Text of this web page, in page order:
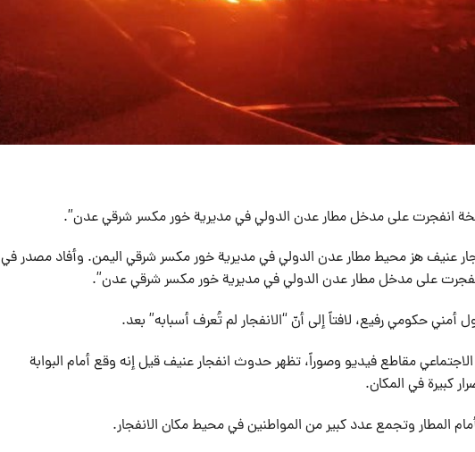
انفجرت على مدخل مطار عدن الدولي في مديرية خور مكسر شرقي عدن”.
عنيف هز محيط مطار عدن الدولي في مديرية خور مكسر شرقي اليمن. وأفاد مصدر في
على مدخل مطار عدن الدولي في مديرية خور مكسر شرقي عدن”.
مقاطع فيديو وصوراً، تظهر حدوث انفجار عنيف قيل إنه وقع أمام البوابة
كبيرة في المكان.
المطار وتجمع عدد كبير من المواطنين في محيط مكان الانفجار.